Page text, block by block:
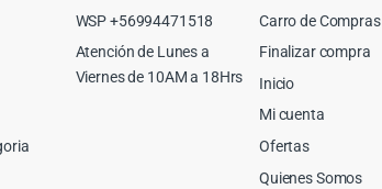
WSP +56994471518
Atención de Lunes a
Viernes de 10AM a 18Hrs
Carro de Compras
Finalizar compra
Inicio
Mi cuenta
Ofertas
Quienes Somos